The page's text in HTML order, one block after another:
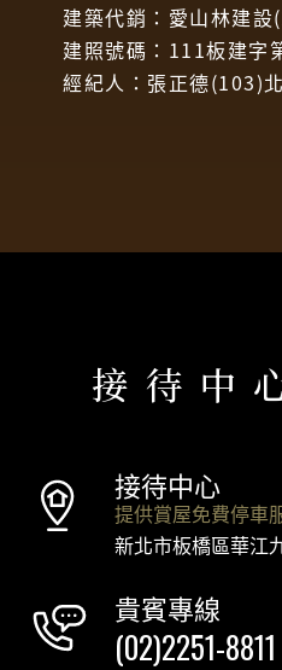
建築代銷：愛山林建
建照號碼：111板建字
經紀人：張正德(103)
接待中
接待中心
提供賞屋免費停車
新北市板橋區華江
貴賓專線
(02)2251-8811